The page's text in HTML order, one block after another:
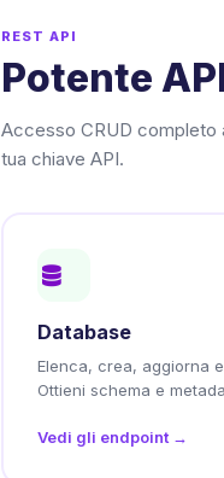
REST API
Potente
Accesso CRUD completo
tua chiave API.
Database
Elenca, crea, aggiorna
Ottieni schema e
Vedi gli endpoint →